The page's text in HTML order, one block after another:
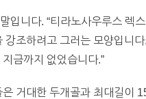
입니다. “티라노사우루스 렉
강조하려고 그러는 모양입니
금까지 없었습니다.”
거대한 두개골과 최대길이